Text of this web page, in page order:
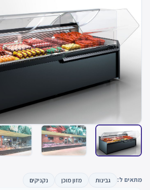
מתאים ל: גבינות מזון מוכן נקניקים